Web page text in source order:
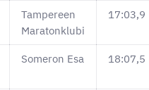
Tampereen
Maratonklubi
17:03,9
Someron Esa 18:07,5